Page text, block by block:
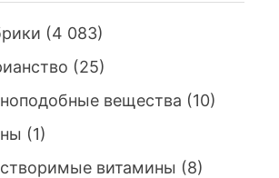
(4 083)
(25)
вещества (10)
(1)
витамины (8)